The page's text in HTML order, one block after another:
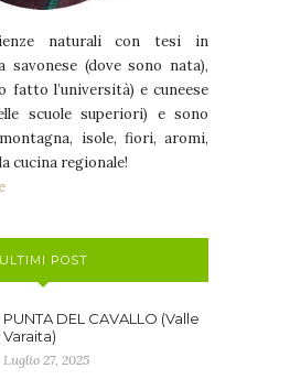
naturali con tesi in
(dove sono nata),
fatto l’università) e cuneese
scuole superiori) e sono
isole, fiori, aromi,
cucina regionale!
ULTIMI POST
PUNTA DEL CAVALLO (Valle
Varaita)
Luglio 27, 2025